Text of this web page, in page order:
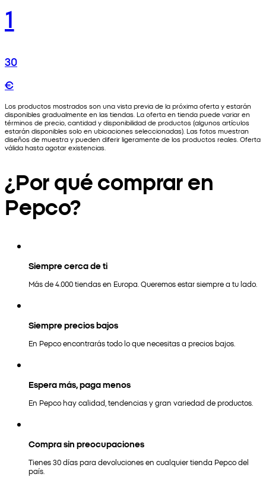
1
30
€
Los productos mostrados son una vista previa de la próxima oferta y estarán
disponibles gradualmente en las tiendas. La oferta en tienda puede variar en
términos de precio, cantidad y disponibilidad de productos (algunos artículos
estarán disponibles solo en ubicaciones seleccionadas). Las fotos muestran
diseños de muestra y pueden diferir ligeramente de los productos reales. Oferta
válida hasta agotar existencias.
¿Por qué comprar en
Pepco?
Siempre cerca de ti
Más de 4.000 tiendas en Europa. Queremos estar siempre a tu lado.
Siempre precios bajos
En Pepco encontrarás todo lo que necesitas a precios bajos.
Espera más, paga menos
En Pepco hay calidad, tendencias y gran variedad de productos.
Compra sin preocupaciones
Tienes 30 días para devoluciones en cualquier tienda Pepco del
país.